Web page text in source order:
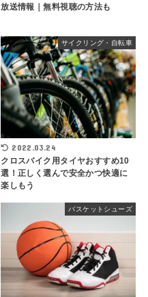
放送情報｜無料視聴の方法も
サイクリング・自転車
2022.03.24
クロスバイク用タイヤおすすめ10
選！正しく選んで安全かつ快適に
楽しもう
バスケットシューズ